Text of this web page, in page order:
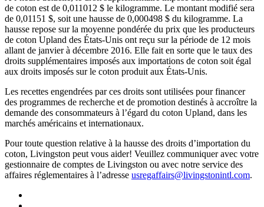
de coton est de 0,011012 $ le kilogramme. Le montant modifié sera
de 0,01151 $, soit une hausse de 0,000498 $ du kilogramme. La
hausse repose sur la moyenne pondérée du prix que les producteurs
de coton Upland des États-Unis ont reçu sur la période de 12 mois
allant de janvier à décembre 2016. Elle fait en sorte que le taux des
droits supplémentaires imposés aux importations de coton soit égal
aux droits imposés sur le coton produit aux États-Unis.
Les recettes engendrées par ces droits sont utilisées pour financer
des programmes de recherche et de promotion destinés à accroître la
demande des consommateurs à l’égard du coton Upland, dans les
marchés américains et internationaux.
Pour toute question relative à la hausse des droits d’importation du
coton, Livingston peut vous aider! Veuillez communiquer avec votre
gestionnaire de comptes de Livingston ou avec notre service des
affaires réglementaires à l’adresse usregaffairs@livingstonintl.com.